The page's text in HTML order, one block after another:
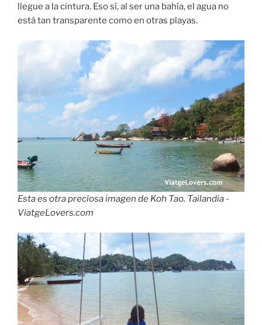
llegue a la cintura. Eso sí, al ser una bahía, el agua no
está tan transparente como en otras playas.
Esta es otra preciosa imagen de Koh Tao. Tailandia -
ViatgeLovers.com